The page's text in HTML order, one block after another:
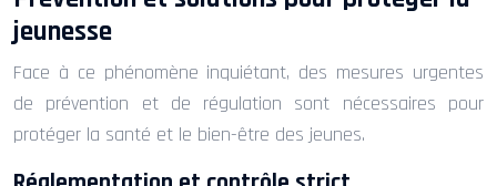
jeunesse
Face à ce phénomène inquiétant, des mesures urgentes
de prévention et de régulation sont nécessaires pour
protéger la santé et le bien-être des jeunes.